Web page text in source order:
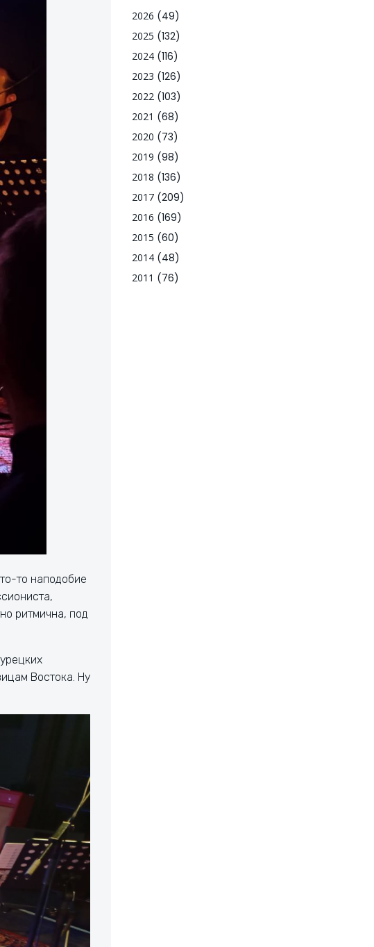
то наподобие
ритмична, под
Востока. Ну
2026 (49)
2025 (132)
2024 (116)
2023 (126)
2022 (103)
2021 (68)
2020 (73)
2019 (98)
2018 (136)
2017 (209)
2016 (169)
2015 (60)
2014 (48)
2011 (76)